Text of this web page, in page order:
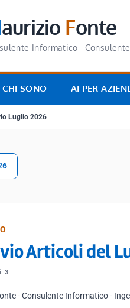
aurizio Fonte
Informatico ·
CHI SONO AI PER
Luglio 2026
Articoli del
3
- Consulente Informatico -